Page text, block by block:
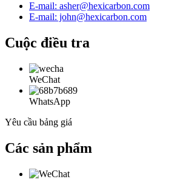
E-mail: asher@hexicarbon.com
E-mail: john@hexicarbon.com
Cuộc điều tra
WeChat
WhatsApp
Yêu cầu bảng giá
Các sản phẩm